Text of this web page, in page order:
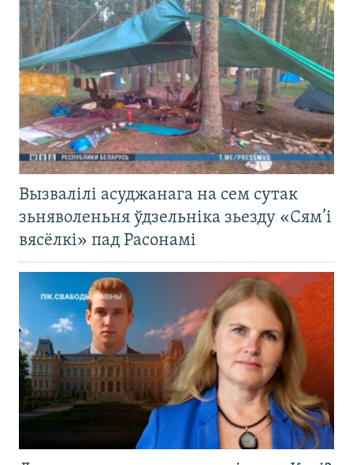
Вызвалілі асуджанага на сем сутак
зьняволеньня ўдзельніка зьезду «Сям’і
вясёлкі» пад Расонамі